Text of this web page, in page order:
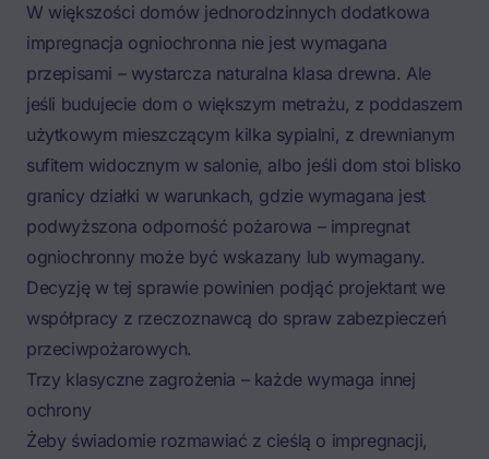
W większości domów jednorodzinnych dodatkowa
impregnacja ogniochronna nie jest wymagana
przepisami – wystarcza naturalna klasa drewna. Ale
jeśli budujecie dom o większym metrażu, z poddaszem
użytkowym mieszczącym kilka sypialni, z drewnianym
sufitem widocznym w salonie, albo jeśli dom stoi blisko
granicy działki w warunkach, gdzie wymagana jest
podwyższona odporność pożarowa – impregnat
ogniochronny może być wskazany lub wymagany.
Decyzję w tej sprawie powinien podjąć projektant we
współpracy z rzeczoznawcą do spraw zabezpieczeń
przeciwpożarowych.
Trzy klasyczne zagrożenia – każde wymaga innej
ochrony
Żeby świadomie rozmawiać z cieślą o impregnacji,